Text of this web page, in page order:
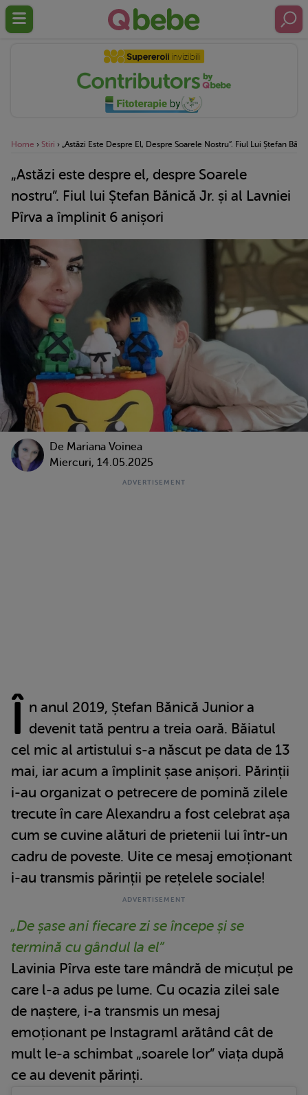
Home › Stiri › „Astăzi Este Despre El, Despre Soarele Nostru”. Fiul Lui Ștefan
„Astăzi este despre el, despre Soarele
nostru”. Fiul lui Ștefan Bănică Jr. și al Lavniei
Pîrva a împlinit 6 anișori
De Mariana Voinea
Miercuri, 14.05.2025
Î n anul 2019, Ștefan Bănică Junior a
devenit tată pentru a treia oară. Băiatul
cel mic al artistului s-a născut pe data de 13
mai, iar acum a împlinit șase anișori. Părinții
i-au organizat o petrecere de pomină zilele
trecute în care Alexandru a fost celebrat așa
cum se cuvine alături de prietenii lui într-un
cadru de poveste. Uite ce mesaj emoționant
i-au transmis părinții pe rețelele sociale!
„De șase ani fiecare zi se începe și se
termină cu gândul la el”
Lavinia Pîrva este tare mândră de micuțul pe
care l-a adus pe lume. Cu ocazia zilei sale
de naștere, i-a transmis un mesaj
emoționant pe Instagraml arătând cât de
mult le-a schimbat „soarele lor” viața după
ce au devenit părinți.